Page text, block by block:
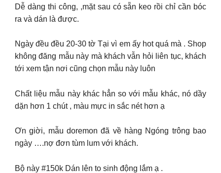
Dễ dàng thi công, ,mặt sau có sẵn keo rồi chỉ cần bóc
ra và dán là được.
Ngày đều đều 20-30 tờ Tại vì em ấy hot quá mà . Shop
không đăng mẫu này mà khách vẫn hỏi liên tục, khách
tới xem tận nơi cũng chọn mẫu này luôn
Chất liệu mẫu này khác hẳn so với mẫu khác, nó dầy
dặn hơn 1 chút , màu mực in sắc nét hơn ạ
Ơn giời, mẫu doremon đã về hàng Ngóng trông bao
ngày ….nợ đơn tùm lum với khách.
Bộ này #150k Dán lên to sinh động lắm ạ .